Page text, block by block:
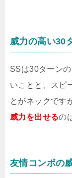
威力の高い30
SSは30ターン
いことと、スピ
とがネックです
威力を出せるの
友情コンボの